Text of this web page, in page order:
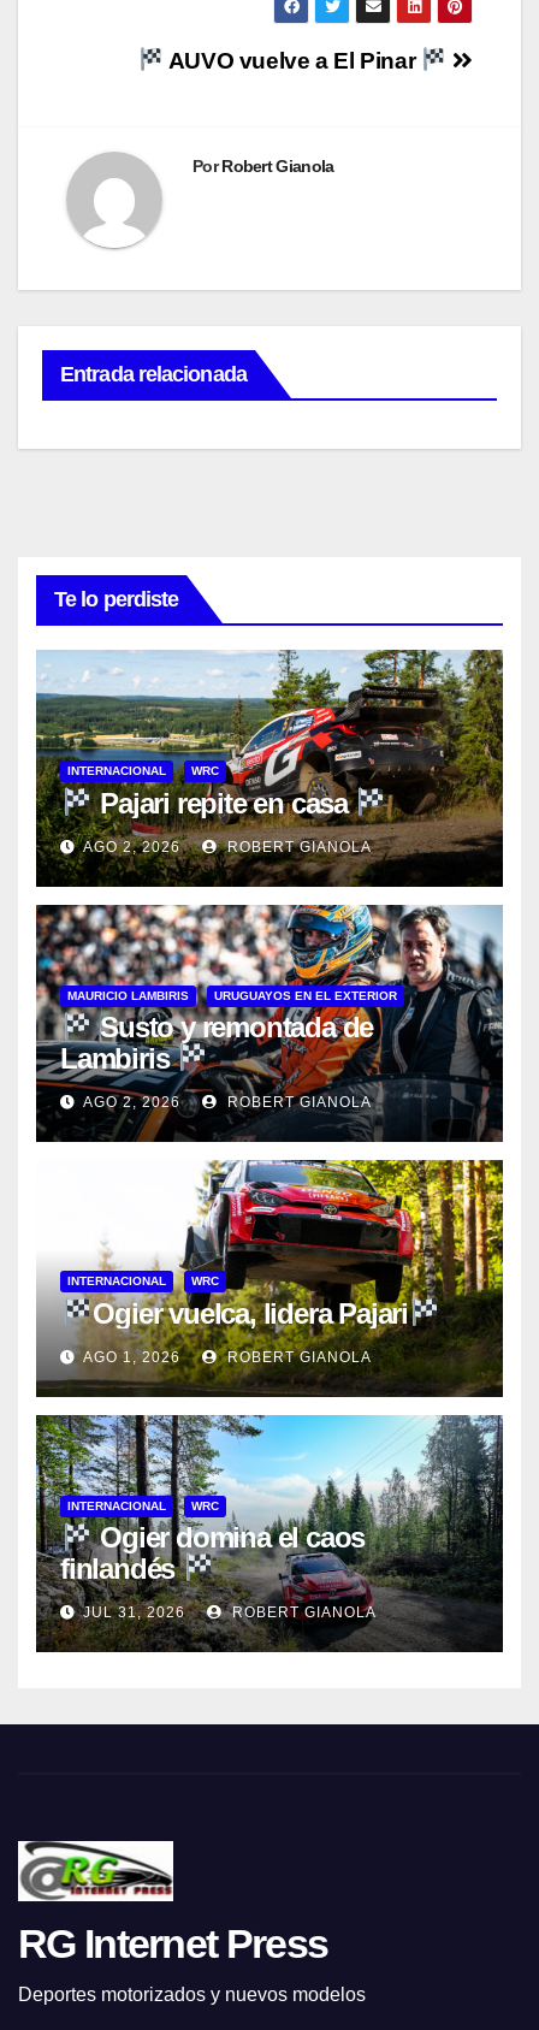
Navegación
entradas
AUVO vuelve a El Pinar
PorRobert Gianola
Entrada relacionada
Te lo perdiste
INTERNACIONAL WRC
Pajari repite en casa
AGO 2, 2026 ROBERT GIANOLA
MAURICIO LAMBIRIS URUGUAYOS EN EL EXTERIOR
Susto y remontada de
Lambiris
AGO 2, 2026 ROBERT GIANOLA
INTERNACIONAL WRC
Ogier vuelca, lidera Pajari
AGO 1, 2026 ROBERT GIANOLA
INTERNACIONAL WRC
Ogier domina el caos
finlandés
JUL 31, 2026 ROBERT GIANOLA
RG Internet Press
Deportes motorizados y nuevos modelos